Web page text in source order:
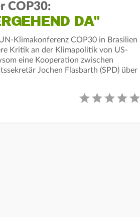
COP30:
DA"
Klimakonferenz COP30 in Brasilien
Kritik an der Klimapolitik von US-
eine Kooperation zwischen
Jochen Flasbarth (SPD) über